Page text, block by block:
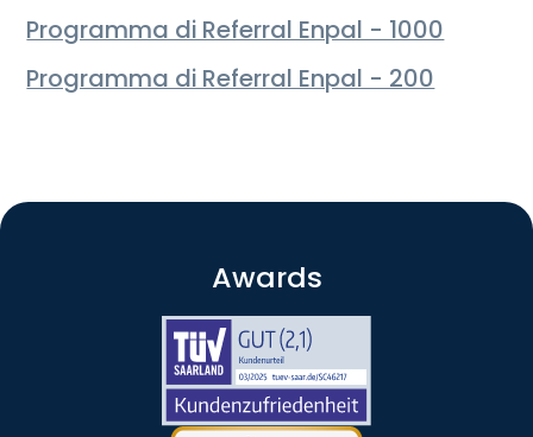
Programma di Referral Enpal - 1000
Programma di Referral Enpal - 200
Awards